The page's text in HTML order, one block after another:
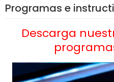
Programas e
Descarga